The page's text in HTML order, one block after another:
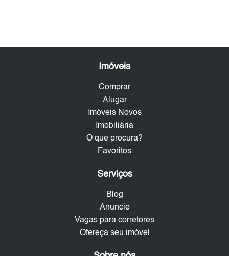
Imóveis
Comprar
Alugar
Imóveis Novos
Imobiliária
O que procura?
Favoritos
Serviços
Blog
Anuncie
Vagas para corretores
Ofereça seu imóvel